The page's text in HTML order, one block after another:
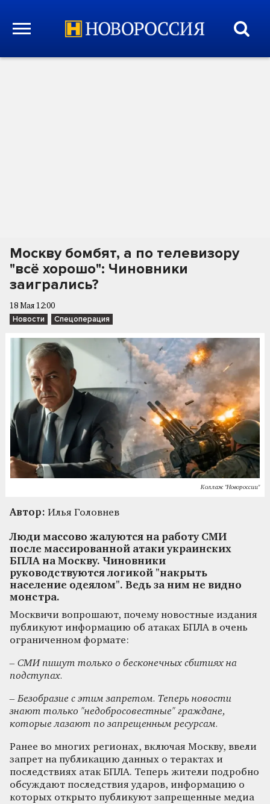
Москву бомбят, а по телевизору
"всё хорошо": Чиновники
заигрались?
18 Мая 12:00
Новости Спецоперация
Коллаж "Новороссии"
Автор: Илья Головнев
Люди массово жалуются на работу СМИ
после массированной атаки украинских
БПЛА на Москву. Чиновники
руководствуются логикой "накрыть
население одеялом". Ведь за ним не видно
монстра.
Москвичи вопрошают, почему новостные издания
публикуют информацию об атаках БПЛА в очень
ограниченном формате:
– СМИ пишут только о бесконечных сбитиях на
подступах.
– Безобразие с этим запретом. Теперь новости
знают только "недобросовестные" граждане,
которые лазают по запрещенным ресурсам.
Ранее во многих регионах, включая Москву, ввели
запрет на публикацию данных о терактах и
последствиях атак БПЛА. Теперь жители подробно
обсуждают последствия ударов, информацию о
которых открыто публикуют запрещенные медиа